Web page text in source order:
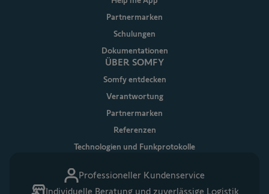
Professioneller Kundenservice
Individuelle Beratung und zuverlässige Logistik
Partnermarken
Schulungen
Dokumentationen
ÜBER SOMFY
Somfy entdecken
Verantwortung
Partnermarken
Referenzen
Technologien und Funkprotokolle